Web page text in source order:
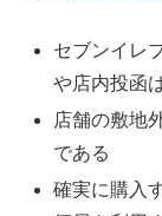
セブンイレ
や店内投函
店舗の敷地
である
確実に購入